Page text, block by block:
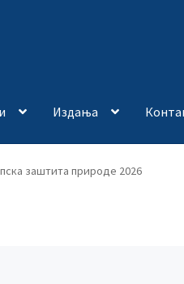
Издања
заштита природе 2026